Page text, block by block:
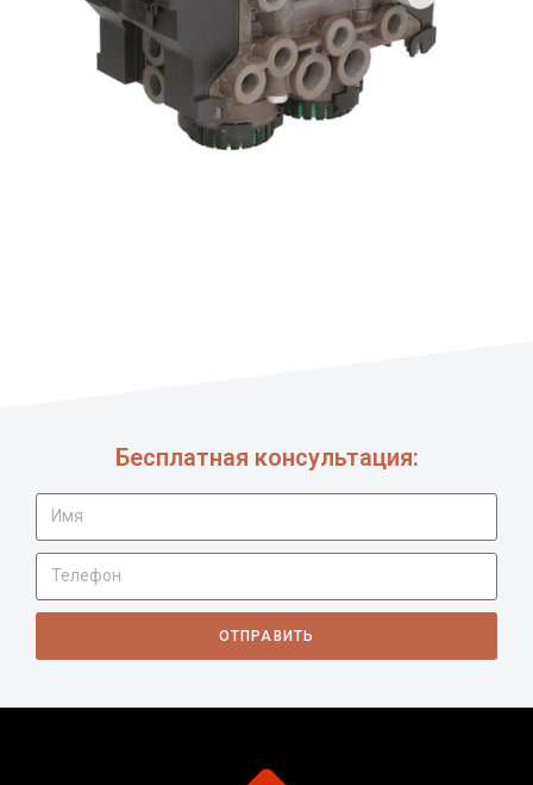
Бесплатная консультация:
ОТПРАВИТЬ